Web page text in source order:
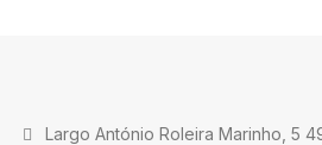
Largo António Roleira Marinho, 5